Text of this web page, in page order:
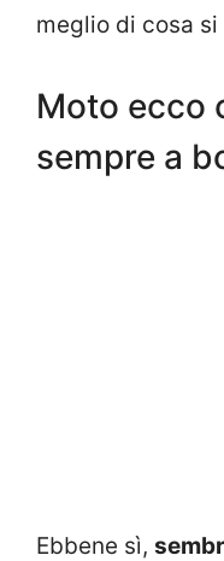
meglio di cosa
Moto ecco
sempre a
Ebbene sì,